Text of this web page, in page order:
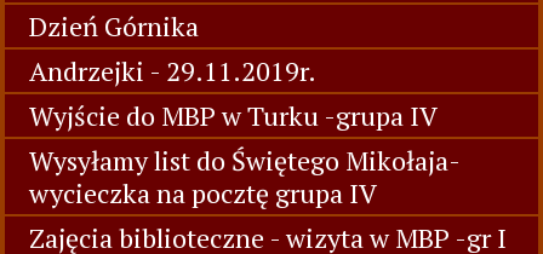
Dzień Górnika
Andrzejki - 29.11.2019r.
Wyjście do MBP w Turku -grupa IV
Wysyłamy list do Świętego Mikołaja-
wycieczka na pocztę grupa IV
Zajęcia biblioteczne - wizyta w MBP -gr I